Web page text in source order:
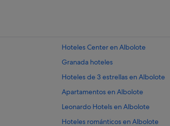
Hoteles Center en Albolote
Granada hoteles
Hoteles de 3 estrellas en Albolote
Apartamentos en Albolote
Leonardo Hotels en Albolote
Hoteles románticos en Albolote